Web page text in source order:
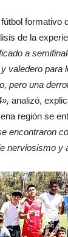
formativo
de la
a
valedero para
pero una
analizó,
región se
encontraron
nerviosismo y